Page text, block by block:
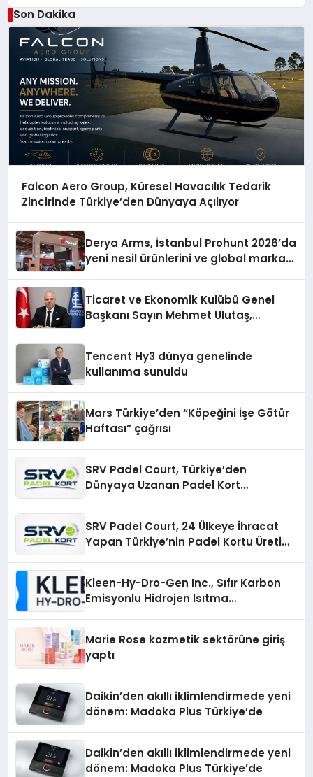
Son Dakika
Falcon Aero Group, Küresel Havacılık Tedarik
Zincirinde Türkiye’den Dünyaya Açılıyor
Derya Arms, İstanbul Prohunt 2026’da
yeni nesil ürünlerini ve global marka
Ticaret ve Ekonomik Kulübü Genel
Başkanı Sayın Mehmet Ulutaş,
Tencent Hy3 dünya genelinde
kullanıma sunuldu
Mars Türkiye’den “Köpeğini İşe Götür
Haftası” çağrısı
SRV Padel Court, Türkiye’den
Dünyaya Uzanan Padel Kort
SRV Padel Court, 24 Ülkeye İhracat
Yapan Türkiye’nin Padel Kortu Üretim
Kleen-Hy-Dro-Gen Inc., Sıfır Karbon
Emisyonlu Hidrojen Isıtma
Marie Rose kozmetik sektörüne giriş
yaptı
Daikin’den akıllı iklimlendirmede yeni
dönem: Madoka Plus Türkiye’de
Daikin’den akıllı iklimlendirmede yeni
dönem: Madoka Plus Türkiye’de